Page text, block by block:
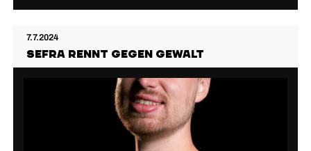
7.7.2024
Sefra rennt gegen Gewalt